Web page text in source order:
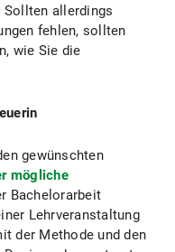
allerdings
fehlen, sollten
wie Sie die
gewünschten
mögliche
Bachelorarbeit
Lehrveranstaltung
der Methode und den